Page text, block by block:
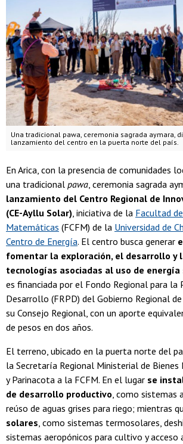
Una tradicional pawa, ceremonia sagrada aymara,
lanzamiento del centro en la puerta norte del país.
En Arica, con la presencia de comunidades
una tradicional pawa, ceremonia sagrada
lanzamiento del Centro Regional de
(CE-Ayllu Solar), iniciativa de la Facultad
Matemáticas (FCFM) de la Universidad de
Centro de Energía. El centro busca generar
fomentar la exploración, el desarrollo y
tecnologías asociadas al uso de energía
es financiada por el Fondo Regional para la
Desarrollo (FRPD) del Gobierno Regional
su Consejo Regional, con un aporte
de pesos en dos años.
El terreno, ubicado en la puerta norte del
la Secretaría Regional Ministerial de Bienes
y Parinacota a la FCFM. En el lugar se
de desarrollo productivo, como sistemas
reúso de aguas grises para riego; mientras
solares, como sistemas termosolares,
sistemas aeropónicos para cultivo y